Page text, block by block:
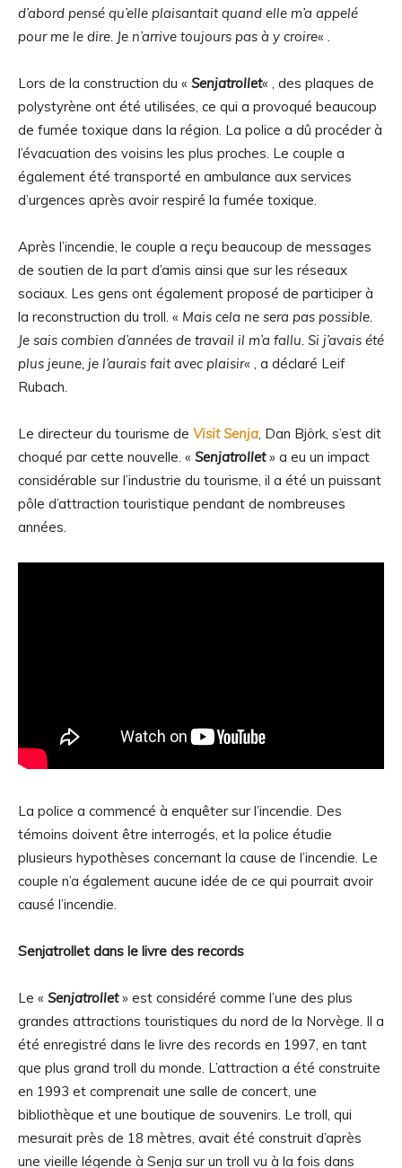
d’abord pensé qu’elle plaisantait quand elle m’a appelé
pour me le dire. Je n’arrive toujours pas à y croire« .
Lors de la construction du « Senjatrollet« , des plaques de
polystyrène ont été utilisées, ce qui a provoqué beaucoup
de fumée toxique dans la région. La police a dû procéder à
l’évacuation des voisins les plus proches. Le couple a
également été transporté en ambulance aux services
d’urgences après avoir respiré la fumée toxique.
Après l’incendie, le couple a reçu beaucoup de messages
de soutien de la part d’amis ainsi que sur les réseaux
sociaux. Les gens ont également proposé de participer à
la reconstruction du troll. « Mais cela ne sera pas possible.
Je sais combien d’années de travail il m’a fallu. Si j’avais été
plus jeune, je l’aurais fait avec plaisir« , a déclaré Leif
Rubach.
Le directeur du tourisme de Visit Senja, Dan Björk, s’est dit
choqué par cette nouvelle. « Senjatrollet» a eu un impact
considérable sur l’industrie du tourisme, il a été un puissant
pôle d’attraction touristique pendant de nombreuses
années.
La police a commencé à enquêter sur l’incendie. Des
témoins doivent être interrogés, et la police étudie
plusieurs hypothèses concernant la cause de l’incendie. Le
couple n’a également aucune idée de ce qui pourrait avoir
causé l’incendie.
Senjatrollet dans le livre des records
Le « Senjatrollet» est considéré comme l’une des plus
grandes attractions touristiques du nord de la Norvège. Il a
été enregistré dans le livre des records en 1997, en tant
que plus grand troll du monde. L’attraction a été construite
en 1993 et comprenait une salle de concert, une
bibliothèque et une boutique de souvenirs. Le troll, qui
mesurait près de 18 mètres, avait été construit d’après
une vieille légende à Senja sur un troll vu à la fois dans